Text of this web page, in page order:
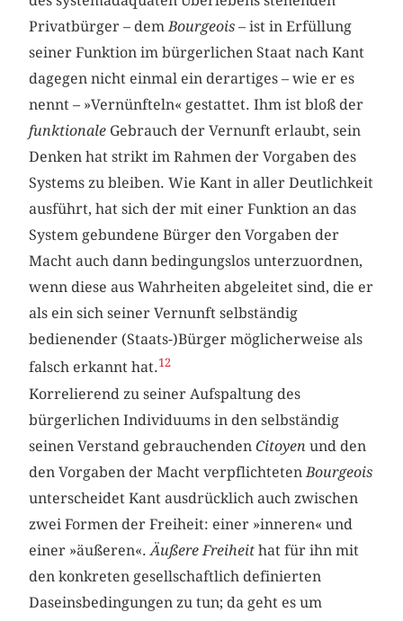
Privatbürger – demBourgeois – ist in Erfüllung
seiner Funktion im bürgerlichen Staat nach Kant
dagegen nicht einmal ein derartiges – wie er es
nennt – »Vernünfteln« gestattet. Ihm ist bloß der
funktionale Gebrauch der Vernunft erlaubt, sein
Denken hat strikt im Rahmen der Vorgaben des
Systems zu bleiben. Wie Kant in aller Deutlichkeit
ausführt, hat sich der mit einer Funktion an das
System gebundene Bürger den Vorgaben der
Macht auch dann bedingungslos unterzuordnen,
wenn diese aus Wahrheiten abgeleitet sind, die er
als ein sich seiner Vernunft selbständig
bedienender (Staats-)Bürger möglicherweise als
falsch erkannt hat.12
Korrelierend zu seiner Aufspaltung des
bürgerlichen Individuums in den selbständig
seinen Verstand gebrauchendenCitoyen und den
den Vorgaben der Macht verpflichteten Bourgeois
unterscheidet Kant ausdrücklich auch zwischen
zwei Formen der Freiheit: einer »inneren« und
einer »äußeren«.Äußere Freiheit hat für ihn mit
den konkreten gesellschaftlich definierten
Daseinsbedingungen zu tun; da geht es um